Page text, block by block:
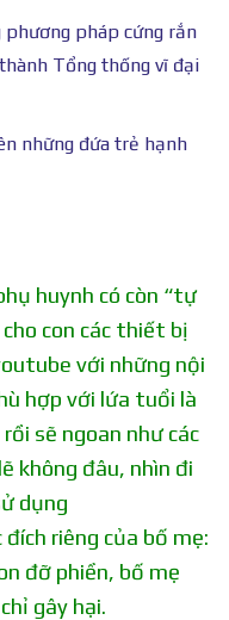
pháp cứng rắn
Tổng thống vĩ đại
những đứa trẻ hạnh
huynh có còn “tự
con các thiết bị
với những nội
hợp với lứa tuổi là
sẽ ngoan như các
không đâu, nhìn đi
dụng
riêng của bố mẹ:
đỡ phiền, bố mẹ
gây hại.